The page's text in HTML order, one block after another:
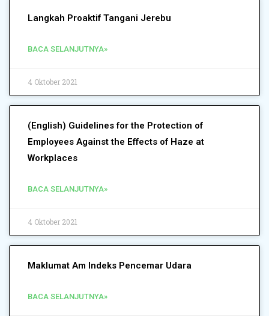
Langkah Proaktif Tangani Jerebu
BACA SELANJUTNYA»
4 Oktober 2021
(English) Guidelines for the Protection of
Employees Against the Effects of Haze at
Workplaces
BACA SELANJUTNYA»
4 Oktober 2021
Maklumat Am Indeks Pencemar Udara
BACA SELANJUTNYA»